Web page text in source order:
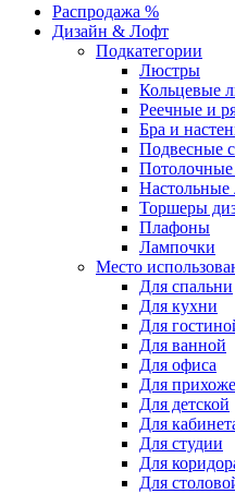
Распродажа %
Дизайн & Лофт
Подкатегории
Люстры
Кольцевые
Реечные и
Бра и
Подвесные
Потолочные
Торшеры
Плафоны
Лампочки
Место
Для спальни
Для кухни
Для
Для ванной
Для офиса
Для
Для детской
Для
Для студии
Для
Для